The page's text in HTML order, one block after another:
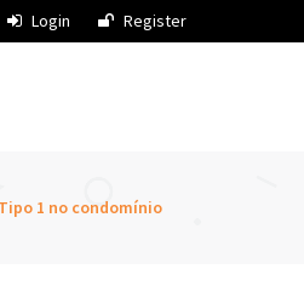
Login Register
1 no condomínio